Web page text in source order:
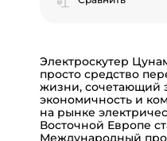
Электроскутер
просто средство
жизни, сочетающий
экономичность и
на рынке
Восточной Европе
Международный